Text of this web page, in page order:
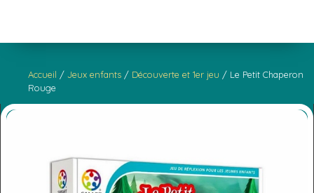
Accueil /Jeux enfants / Découverte et 1er jeu / Le Petit Chaperon
Rouge